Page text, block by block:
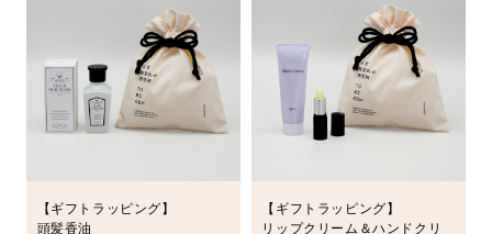
【ギフトラッピング】
頭髪香油
【ギフトラッピング】
リップクリーム＆ハンドクリ